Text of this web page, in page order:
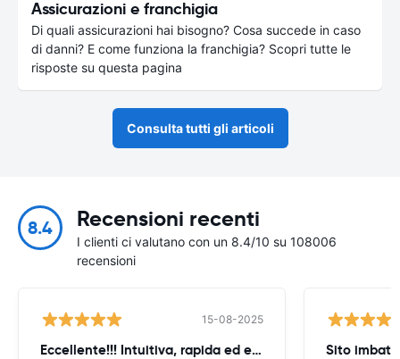
Assicurazioni e franchigia
Di quali assicurazioni hai bisogno? Cosa succede in caso
di danni? E come funziona la franchigia? Scopri tutte le
risposte su questa pagina
Consulta tutti gli articoli
8.4 Recensioni recenti
I clienti ci valutano con un 8.4/10 su 108006
recensioni
15-08-2025
Eccellente!!! Intuitiva, rapida ed efficiente Sito